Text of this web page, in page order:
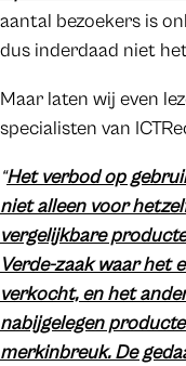
aantal bezoekers is
dus inderdaad niet
Maar laten wij even
specialisten van
“Het verbod op
niet alleen voor
vergelijkbare
Verde-zaak waar het
verkocht, en het
nabijgelegen
merkinbreuk. De